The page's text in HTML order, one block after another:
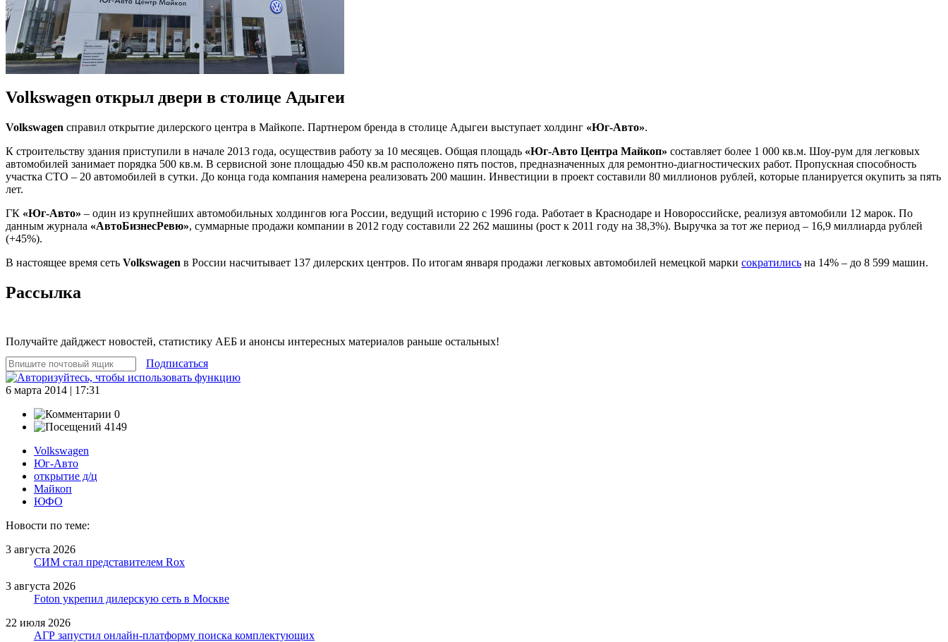
Volkswagen открыл двери в столице Адыгеи
Volkswagen справил открытие дилерского центра в Майкопе. Партнером бренда в столице Адыгеи выступает холдинг «Юг-Авто».
К строительству здания приступили в начале 2013 года, осуществив работу за 10 месяцев. Общая площадь «Юг-Авто Центра Майкоп» составляет более 1 000 кв.м. Шоу-рум для легковых
автомобилей занимает порядка 500 кв.м. В сервисной зоне площадью 450 кв.м расположено пять постов, предназначенных для ремонтно-диагностических работ. Пропускная способность
участка СТО – 20 автомобилей в сутки. До конца года компания намерена реализовать 200 машин. Инвестиции в проект составили 80 миллионов рублей, которые планируется окупить за пять
лет.
ГК «Юг-Авто» – один из крупнейших автомобильных холдингов юга России, ведущий историю с 1996 года. Работает в Краснодаре и Новороссийске, реализуя автомобили 12 марок. По
данным журнала «АвтоБизнесРевю», суммарные продажи компании в 2012 году составили 22 262 машины (рост к 2011 году на 38,3%). Выручка за тот же период – 16,9 миллиарда рублей
(+45%).
В настоящее время сеть Volkswagen в России насчитывает 137 дилерских центров. По итогам января продажи легковых автомобилей немецкой марки сократились на 14% – до 8 599 машин.
Рассылка
Получайте дайджест новостей, статистику АЕБ и анонсы интересных материалов раньше остальных!
Подписаться
6 марта 2014 | 17:31
0
4149
Volkswagen
Юг-Авто
открытие д/ц
Майкоп
ЮФО
Новости по теме:
3 августа 2026
СИМ стал представителем Rox
3 августа 2026
Foton укрепил дилерскую сеть в Москве
22 июля 2026
АГР запустил онлайн-платформу поиска комплектующих